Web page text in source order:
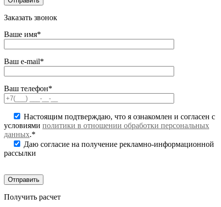
Заказать звонок
Ваше имя*
Ваш e-mail*
Ваш телефон*
Настоящим подтверждаю, что я ознакомлен и согласен с
условиями политики в отношении обработки персональных
данных.*
Даю согласие на получение рекламно-информационной
рассылки
Получить расчет